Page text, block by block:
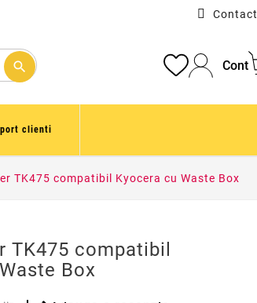
Contact
search Cont
clienti
TK475 compatibil Kyocera cu Waste Box
TK475 compatibil
Box